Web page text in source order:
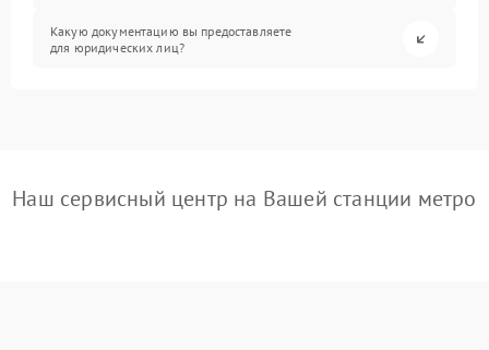
Какую документацию вы предоставляете
для юридических лиц?
Наш сервисный центр на Вашей станции метро